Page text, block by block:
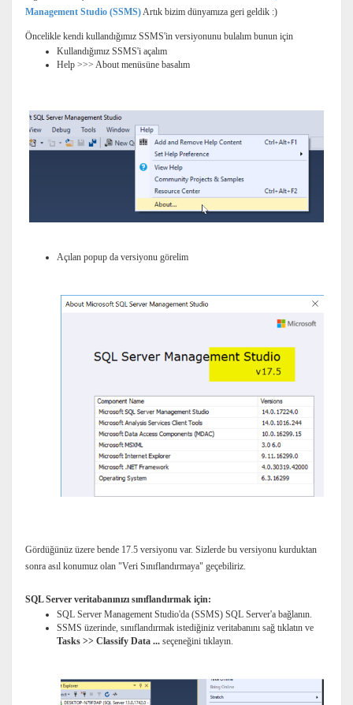
Management Studio (SSMS)Artık bizim dünyamıza geri geldik :)
Öncelikle kendi kullandığımız SSMS'in versiyonunu bulalım bunun için
Kullandığımız SSMS'i açalım
Help >>> About menüsüne basalım
Açılan popup da versiyonu görelim
Gördüğünüz üzere bende 17.5 versiyonu var. Sizlerde bu versiyonu kurduktan
sonra asıl konumuz olan "Veri Sınıflandırmaya" geçebiliriz.
SQL Server veritabanınızı sınıflandırmak için:
SQL Server Management Studio'da (SSMS) SQL Server'a bağlanın.
SSMS üzerinde, sınıflandırmak istediğiniz veritabanını sağ tıklatın ve
Tasks >> Classify Data ...seçeneğini tıklayın.